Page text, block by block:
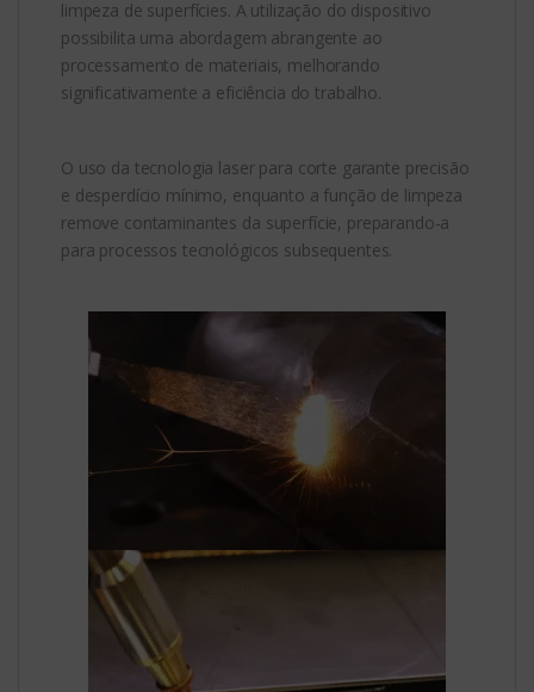
limpeza de superfícies. A utilização do dispositivo
possibilita uma abordagem abrangente ao
processamento de materiais, melhorando
significativamente a eficiência do trabalho.
O uso da tecnologia laser para corte garante precisão
e desperdício mínimo, enquanto a função de limpeza
remove contaminantes da superfície, preparando-a
para processos tecnológicos subsequentes.